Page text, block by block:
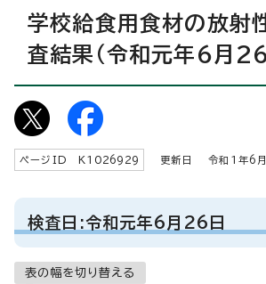
学校給食用食材の放射
査結果（令和元年6月26
ページID K 1026929 更新日 令和1年6月
検査日:令和元年6月26日
表の幅を切り替える